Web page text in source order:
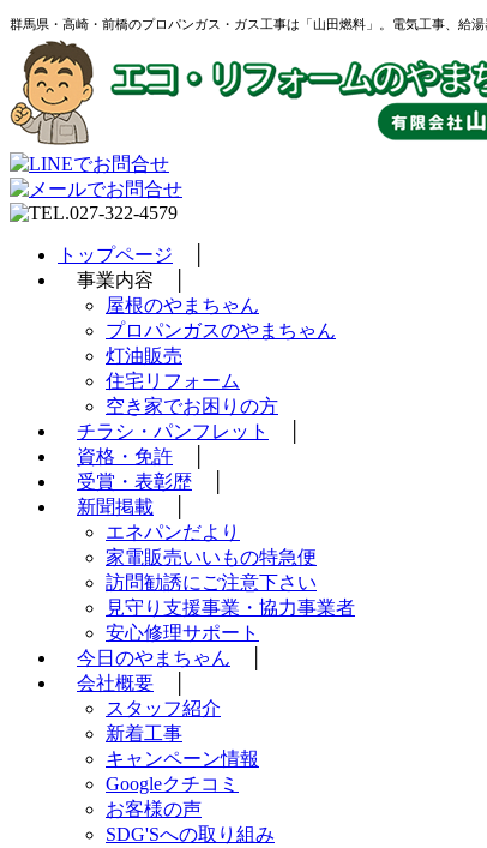
群馬県・高崎・前橋のプロパンガス・ガス工事は「山田燃料」。電気工事、給
トップページ
事業内容 │
屋根のやまちゃん
プロパンガスのやまちゃん
灯油販売
住宅リフォーム
空き家でお困りの方
チラシ・パンフレット
資格・免許
受賞・表彰歴
新聞掲載
エネパンだより
家電販売いいもの特急便
訪問勧誘にご注意下さい
見守り支援事業・協力事業者
安心修理サポート
今日のやまちゃん
会社概要
スタッフ紹介
新着工事
キャンペーン情報
Googleクチコミ
お客様の声
SDG'Sへの取り組み